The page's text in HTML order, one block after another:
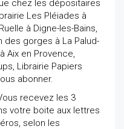
chez les dépositaires
Les Pléiades à
à Digne-les-Bains,
des gorges à La Palud-
Aix en Provence,
Librairie Papiers
abonner.
recevez les 3
votre boite aux lettres
selon les